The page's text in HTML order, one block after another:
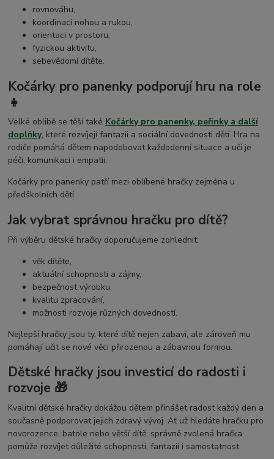
rovnováhu,
koordinaci nohou a rukou,
orientaci v prostoru,
fyzickou aktivitu,
sebevědomí dítěte.
Kočárky pro panenky podporují hru na role
👧
Velké oblibě se těší také Kočárky pro panenky, peřinky a další
doplňky, které rozvíjejí fantazii a sociální dovednosti dětí. Hra na
rodiče pomáhá dětem napodobovat každodenní situace a učí je
péči, komunikaci i empatii.
Kočárky pro panenky patří mezi oblíbené hračky zejména u
předškolních dětí.
Jak vybrat správnou hračku pro dítě?
Při výběru dětské hračky doporučujeme zohlednit:
věk dítěte,
aktuální schopnosti a zájmy,
bezpečnost výrobku,
kvalitu zpracování,
možnosti rozvoje různých dovedností.
Nejlepší hračky jsou ty, které dítě nejen zabaví, ale zároveň mu
pomáhají učit se nové věci přirozenou a zábavnou formou.
Dětské hračky jsou investicí do radosti i
rozvoje 🎁
Kvalitní dětské hračky dokážou dětem přinášet radost každý den a
současně podporovat jejich zdravý vývoj. Ať už hledáte hračku pro
novorozence, batole nebo větší dítě, správně zvolená hračka
pomůže rozvíjet důležité schopnosti, fantazii i samostatnost.